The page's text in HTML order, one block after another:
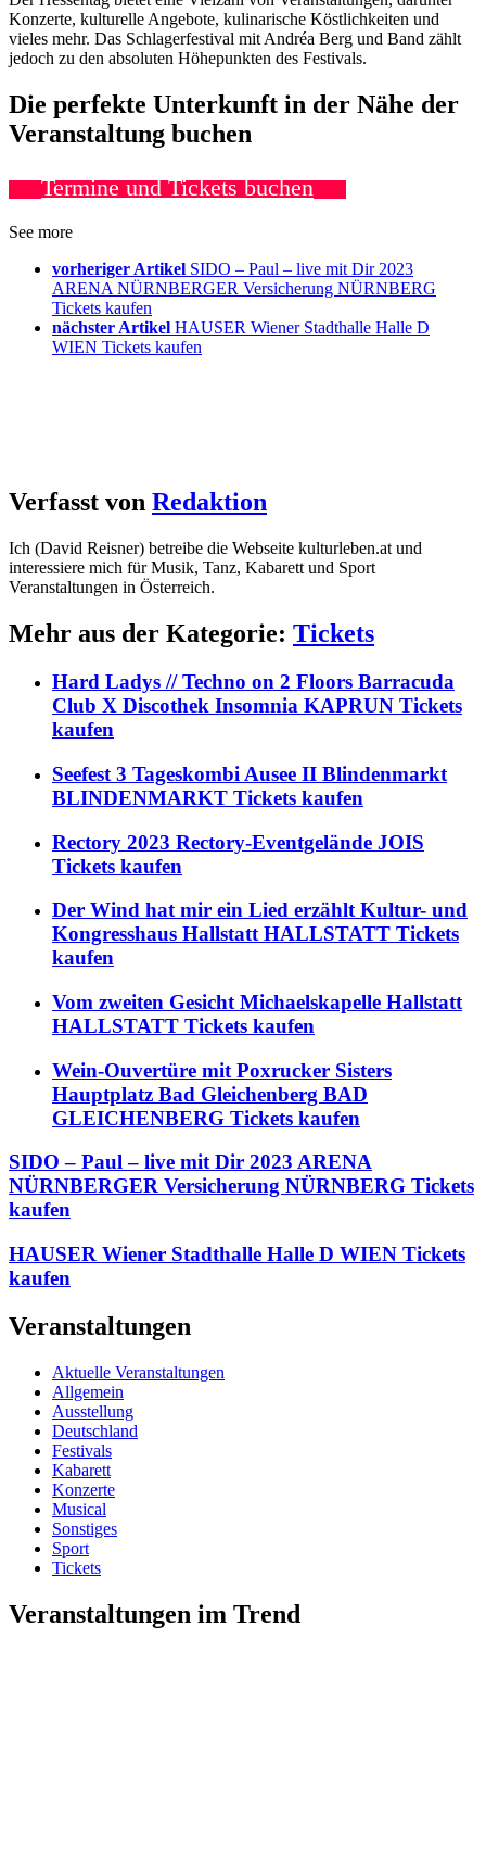
Konzerte, kulturelle Angebote, kulinarische Köstlichkeiten und
vieles mehr. Das Schlagerfestival mit Andréa Berg und Band zählt
jedoch zu den absoluten Höhepunkten des Festivals.
Die perfekte Unterkunft in der Nähe der
Veranstaltung buchen
Termine und Tickets buchen
See more
vorheriger Artikel SIDO – Paul – live mit Dir 2023
ARENA NÜRNBERGER Versicherung NÜRNBERG
Tickets kaufen
nächster Artikel HAUSER Wiener Stadthalle Halle D
WIEN Tickets kaufen
Verfasst von Redaktion
Ich (David Reisner) betreibe die Webseite kulturleben.at und
interessiere mich für Musik, Tanz, Kabarett und Sport
Veranstaltungen in Österreich.
Mehr aus der Kategorie: Tickets
Hard Ladys // Techno on 2 Floors Barracuda
Club X Discothek Insomnia KAPRUN Tickets
kaufen
Seefest 3 Tageskombi Ausee II Blindenmarkt
BLINDENMARKT Tickets kaufen
Rectory 2023 Rectory-Eventgelände JOIS
Tickets kaufen
Der Wind hat mir ein Lied erzählt Kultur- und
Kongresshaus Hallstatt HALLSTATT Tickets
kaufen
Vom zweiten Gesicht Michaelskapelle Hallstatt
HALLSTATT Tickets kaufen
Wein-Ouvertüre mit Poxrucker Sisters
Hauptplatz Bad Gleichenberg BAD
GLEICHENBERG Tickets kaufen
SIDO – Paul – live mit Dir 2023 ARENA
NÜRNBERGER Versicherung NÜRNBERG Tickets
kaufen
HAUSER Wiener Stadthalle Halle D WIEN Tickets
kaufen
Veranstaltungen
Aktuelle Veranstaltungen
Allgemein
Ausstellung
Deutschland
Festivals
Kabarett
Konzerte
Musical
Sonstiges
Sport
Tickets
Veranstaltungen im Trend